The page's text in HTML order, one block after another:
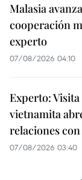
Malasia
cooperación
experto
07/08/2026 04:10
Experto:
vietnamita
relaciones
07/08/2026 03:40